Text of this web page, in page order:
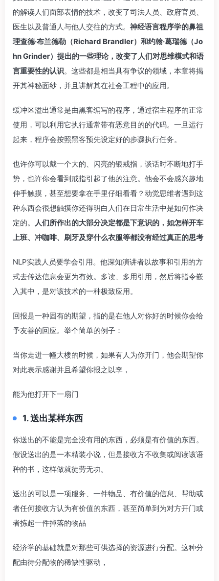
的解读人们面部表情的技术，改变了司法人员、政府官员、
医生以及普通人与他人交往的方式。 神经语言程序学的鼻祖
理查德·布兰德勒（Richard Brandler）和约翰·葛瑞德（Jo
hn Grinder）提出的一些理论，改变了人们对思维模式和语
言重要性的认识。这些都是相当具有争议的领域，本章将揭
开其神秘面纱，并且讲解其在社会工程中的应用。
缓冲区溢出通常是由黑客编写的程序，通过宿主程序的正常
使用，可以利用它执行通常带有恶意目的的代码。一旦运行
起来，程序会按照黑客预先设定好的步骤执行任务。
也许你可以戴一个大的、闪亮的银戒指，谈话时不断地打手
势，也许你会看到戒指引起了他的注意。他会不会感兴趣地
伸手触摸，甚至想要拿在手里仔细看看？动觉思维者遇到这
种东西会很想触摸你还得明白人们在日常生活中是如何作决
定的。
人们所作出的大部分决定都是下意识的，如怎样开车
上班、冲咖啡、刷牙及穿什么衣服等都没有经过真正的思考
NLP实践人员要学会引用。他深知演讲者以故事和引用的方
式去传达信息会更为有效。多读、多用引用，然后将指令嵌
入其中，是对该技术的一种极致应用。
回报是一种固有的期望，指的是在他人对你好的时候你会给
予友善的回应。举个简单的例子：
当你走进一幢大楼的时候，如果有人为你开门，他会期望你
对此表示感谢并且希望你报之以李，
能为他打开下一扇门
1. 送出某样东西
你送出的不能是完全没有用的东西，必须是有价值的东西。
假设送出的是一本精装小说，但是接收方不收集或阅读该语
种的书，这样做就徒劳无功。
送出的可以是一项服务、一件物品、有价值的信息、帮助或
者任何接收方认为有价值的东西，甚至简单到为对方开门或
者拣起一件掉落的物品
经济学的基础就是对那些可供选择的资源进行分配。这种分
配由待分配物的稀缺性驱动，